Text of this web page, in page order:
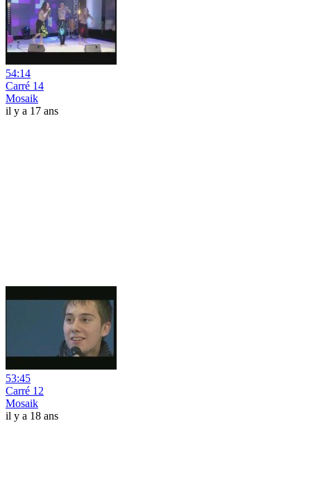
54:14
Carré 14
Mosaik
il y a 17 ans
53:45
Carré 12
Mosaik
il y a 18 ans